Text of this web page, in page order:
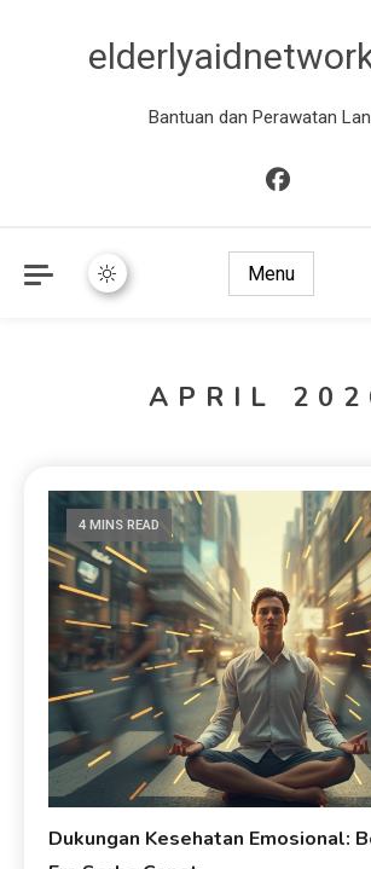
Bantuan dan Perawatan
Menu
APRIL
4 MINS READ
Dukungan Kesehatan Emosional: